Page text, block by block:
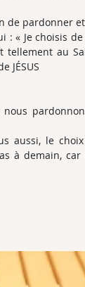
de pardonner
: « Je choisis
tellement au
JÉSUS
nous
aussi, le
à demain,